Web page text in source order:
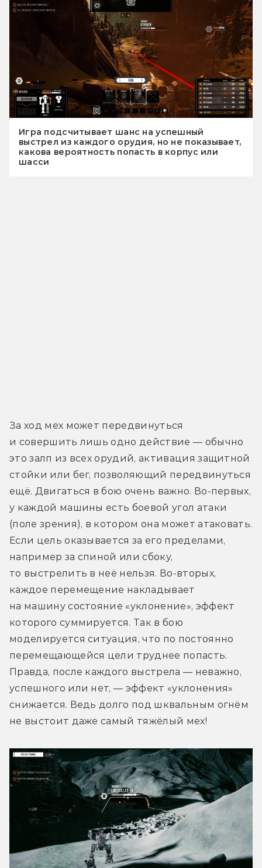
Игра подсчитывает шанс на успешный
выстрел из каждого орудия, но не показывает,
какова вероятность попасть в корпус или
шасси
За ход мех может передвинуться
и совершить лишь одно действие — обычно
это залп из всех орудий, активация защитной
стойки или бег, позволяющий передвинуться
ещё. Двигаться в бою очень важно. Во-первых,
у каждой машины есть боевой угол атаки
(поле зрения), в котором она может атаковать.
Если цель оказывается за его пределами,
например за спиной или сбоку,
то выстрелить в неё нельзя. Во-вторых,
каждое перемещение накладывает
на машину состояние «уклонение», эффект
которого суммируется. Так в бою
моделируется ситуация, что по постоянно
перемещающейся цели труднее попасть.
Правда, после каждого выстрела — неважно,
успешного или нет, — эффект «уклонения»
снижается. Ведь долго под шквальным огнём
не выстоит даже самый тяжёлый мех!